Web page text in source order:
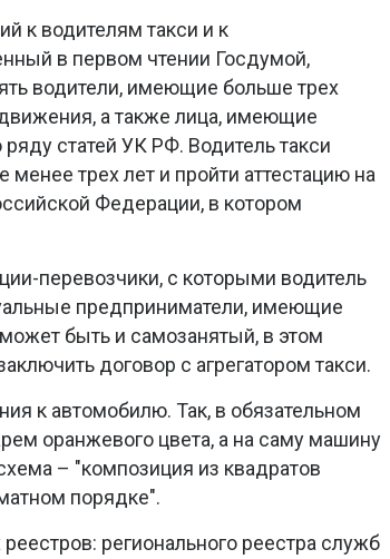
к водителям такси и к
в первом чтении Госдумой,
водители, имеющие больше трех
а также лица, имеющие
статей УК РФ. Водитель такси
трех лет и пройти аттестацию на
Федерации, в котором
перевозчики, с которыми водитель
предприниматели, имеющие
быть и самозанятый, в этом
договор с агрегатором такси.
к автомобилю. Так, в обязательном
оранжевого цвета, а на саму машину
– "композиция из квадратов
порядке".
регионального реестра служб